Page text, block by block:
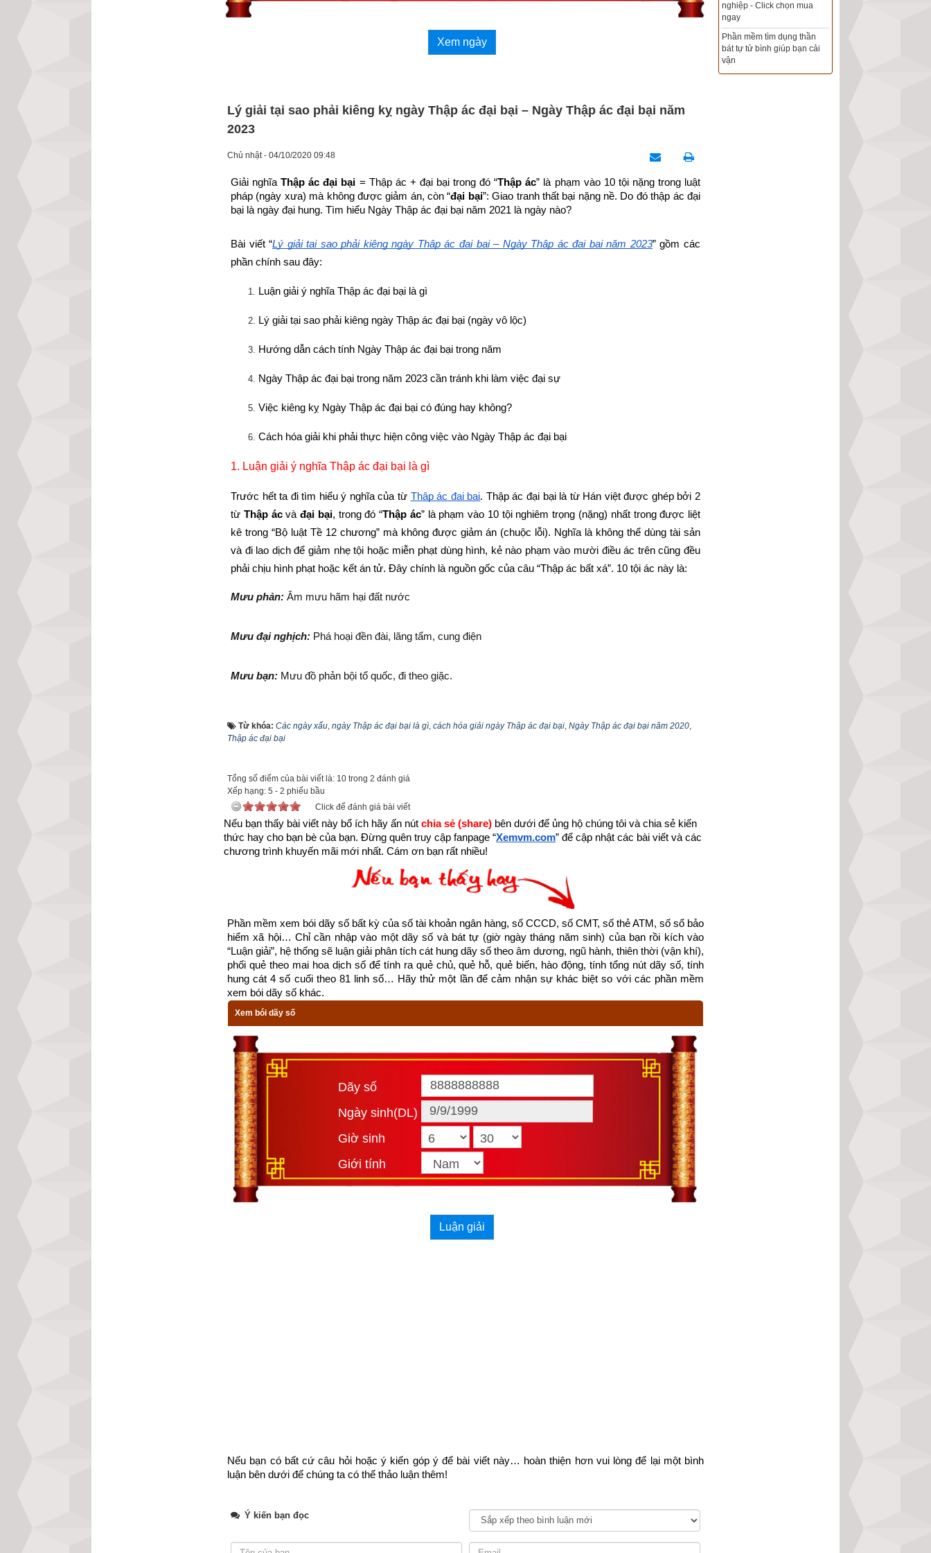
Xem ngày
Lý giải tại sao phải kiêng kỵ ngày Thập ác đại bại – Ngày Thập ác đại bại năm
2023
Chủ nhật - 04/10/2020 09:48
Giải nghĩa Thập ác đại bại = Thập ác + đại bại trong đó “Thập ác” là phạm vào 10 tội nặng trong luật
pháp (ngày xưa) mà không được giảm án, còn “đại bại”: Giao tranh thất bại nặng nề. Do đó thập ác đại
bại là ngày đại hung. Tìm hiểu Ngày Thập ác đại bại năm 2021 là ngày nào?
Bài viết “Lý giải tại sao phải kiêng ngày Thập ác đại bại – Ngày Thập ác đại bại năm 2023” gồm các
phần chính sau đây:
Luận giải ý nghĩa Thập ác đại bại là gì
Lý giải tại sao phải kiêng ngày Thập ác đại bại (ngày vô lộc)
Hướng dẫn cách tính Ngày Thập ác đại bại trong năm
Ngày Thập ác đại bại trong năm 2023 cần tránh khi làm việc đại sự
Việc kiêng kỵ Ngày Thập ác đại bại có đúng hay không?
Cách hóa giải khi phải thực hiện công việc vào Ngày Thập ác đại bại
1. Luận giải ý nghĩa Thập ác đại bại là gì
Trước hết ta đi tìm hiểu ý nghĩa của từ Thập ác đại bại. Thập ác đại bại là từ Hán việt được ghép bởi 2
từ Thập ác và đại bại, trong đó “Thập ác” là phạm vào 10 tội nghiêm trọng (nặng) nhất trong được liệt
kê trong “Bộ luật Tề 12 chương” mà không được giảm án (chuộc lỗi). Nghĩa là không thể dùng tài sản
và đi lao dịch để giảm nhẹ tội hoặc miễn phạt dùng hình, kẻ nào phạm vào mười điều ác trên cũng đều
phải chịu hình phạt hoặc kết án tử. Đây chính là nguồn gốc của câu “Thập ác bất xá”. 10 tội ác này là:
Mưu phản: Âm mưu hãm hại đất nước
Mưu đại nghịch: Phá hoại đền đài, lăng tẩm, cung điện
Mưu bạn: Mưu đồ phản bội tổ quốc, đi theo giặc.
Đại bất kính: Có những hành vi bất kính với nhà vua
hoàng đế, trộm cắp và đánh tráo quốc bảo; chế ra thuốc mới nhưng không niêm phong đề phòng có sai
sót; không được tự ý đụng và đồ ăn cho hoàng đế)
làm trái với đạo hiếu, vô lễ với ông bà, cha mẹ, không phụng dưỡng ông bà cha mẹ, trong
thời gian cha mẹ chết mà lại tổ chức hôn lễ, hưởng vui, không tiếc thương.
Bất mục: Mưu giết hay bán những người thân thuộc (Trong 5 đời)
Bất nghĩa: Giữa già và trẻ, bề dưới đối với bề trên gây thương tổn, ngoài ra còn nói đến vợ đối với
chồng bất nghĩa. (Bao gồm: giết quan phủ, Thứ Sử, Huyện lệnh, thầy giáo, quan Ngũ phẩm trở lên,
người vợ đang chịu tang chồng mà lại đi tái hôn)
Loạn luân:
Còn “đại bại”: Giao tranh thất bại nặng nề.
Từ khóa: Các ngày xấu, ngày Thập ác đại bại là gì, cách hóa giải ngày Thập ác đại bại, Ngày Thập ác đại bại năm 2020,
Thập ác đại bại
Tổng số điểm của bài viết là: 10 trong 2 đánh giá
Xếp hạng: 5 - 2 phiếu bầu
Click để đánh giá bài viết
Nếu bạn thấy bài viết này bổ ích hãy ấn nút chia sẻ (share) bên dưới để ủng hộ chúng tôi và chia sẻ kiến
thức hay cho bạn bè của bạn. Đừng quên truy cập fanpage “Xemvm.com” để cập nhật các bài viết và các
chương trình khuyến mãi mới nhất. Cám ơn bạn rất nhiều!
Phần mềm xem bói dãy số bất kỳ của số tài khoản ngân hàng, số CCCD, số CMT, số thẻ ATM, số sổ bảo
hiểm xã hội… Chỉ cần nhập vào một dãy số và bát tự (giờ ngày tháng năm sinh) của bạn rồi kích vào
“Luận giải”, hệ thống sẽ luận giải phân tích cát hung dãy số theo âm dương, ngũ hành, thiên thời (vận khí),
phối quẻ theo mai hoa dịch số để tính ra quẻ chủ, quẻ hỗ, quẻ biến, hào động, tính tổng nút dãy số, tính
hung cát 4 số cuối theo 81 linh số… Hãy thử một lần để cảm nhận sự khác biệt so với các phần mềm
xem bói dãy số khác.
Xem bói dãy số
Dãy số
Ngày sinh(DL)
Giờ sinh
Giới tính
Luận giải
Nếu bạn có bất cứ câu hỏi hoặc ý kiến góp ý để bài viết này… hoàn thiện hơn vui lòng để lại một bình
luận bên dưới để chúng ta có thể thảo luận thêm!
Ý kiến bạn đọc
tốt khởi sự theo kinh dịch
chính xác nhất
Tổng Kho Sim Năm sinh 0x -
9x - 8x -7x -6x giá rẻ nhất thị
trường - Click xem ngay